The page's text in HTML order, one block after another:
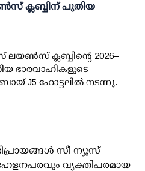
ക്ലബ്ബിന് പുതിയ
ക്ലബ്ബിന്റെ 2026–
ഭാരവാഹികളുടെ
J5 ഹോട്ടലിൽ നടന്നു.
സീ ന്യൂസ്
വ്യക്തിപരമായ